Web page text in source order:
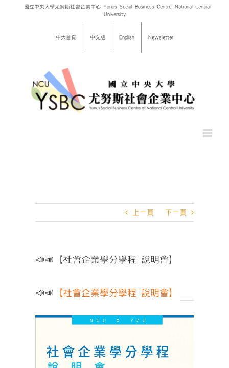
國立中央大學尤努斯社會企業中心 Yunus Social Business Centre, National Central
University
中大首頁 中文版 English Newsletter
上一頁 下一頁
📣📣【社會企業學分學程 說明會】
📣📣 【社會企業學分學程 說明會】